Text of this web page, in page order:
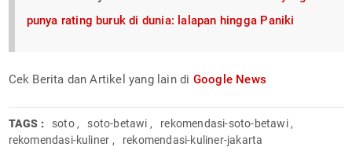
punya rating buruk di dunia: lalapan hingga Paniki
Cek Berita dan Artikel yang lain di Google News
TAGS : soto, soto-betawi , rekomendasi-soto-betawi,
rekomendasi-kuliner , rekomendasi-kuliner-jakarta